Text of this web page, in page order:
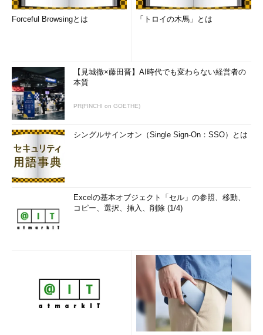
ールを用いて必ずセキュリティテストを組み入れるようにすれ
ば、脆弱性の数自体を減らせるだけでなく、万一公開後に脆弱性
ィ面での改善はもちろんのこと、手戻りや修正に要するコストの
削減も見込めるというわけだ
また、シノプシスのソフトウェア イ
セキュリティエンジニアを務めるクリス
トファー・クラーク氏は、「こうしたプ
ロセスを実現するには、テストを実践す
るツールと同時に、ベースラインとなる
ガイダンスや標準も重要な役割を果た
す」と説明する。「米国の場合、自動車
業界ではSAE Internationalが、セーフティを構成する一要素とし
プライバシー保護も視野に入れた標準作りに取り組んでいる。シ
ノプシスは、そのいずれにも協力している」（同氏）米
Underwriters Laboratories（以下、UL）も、製品の安全性に関
する標準作成と試験に当たる組織の1つだ。「こうしたコミュニ
ティーと密に連携しながら、標準作りとそれに基づく認証制度を
展開していくことが重要だと考えている」（クエールマン氏）。
Forceful Browsingとは 「トロイの木馬」とは
【見城徹×藤田晋】AI時代でも変わらない経営者の
本質
PR(FINCHI on GOETHE)
シングルサインオン（Single Sign-On：SSO）とは
Excelの基本オブジェクト「セル」の参照、移動、
コピー、選択、挿入、削除 (1/4)